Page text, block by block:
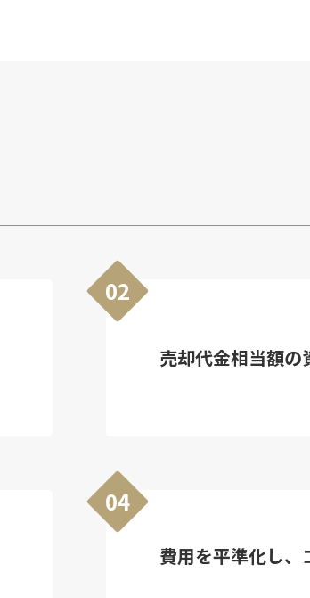
02
売却代金相当額の
04
費用を平準化し、